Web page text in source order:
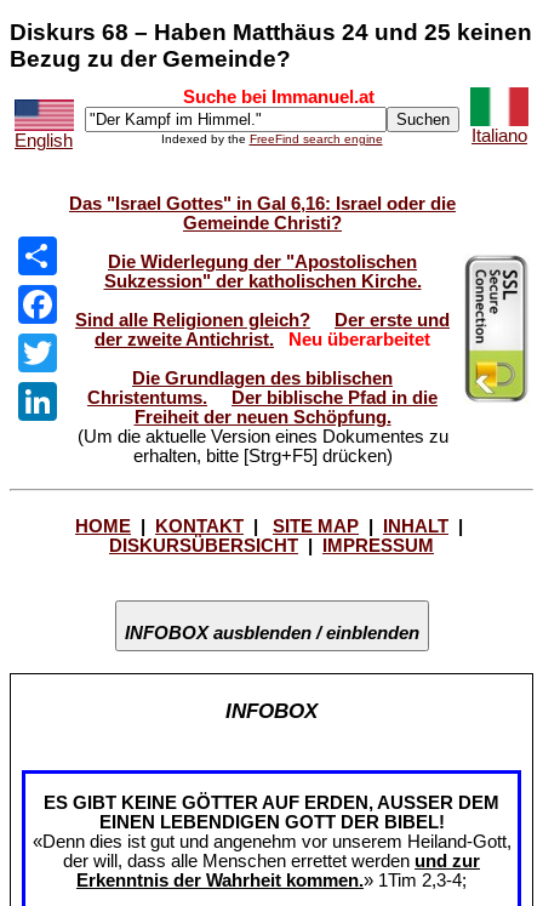
Diskurs 68 – Haben Matthäus 24 und 25 keinen
Bezug zu der Gemeinde?
English
Suche bei Immanuel.at
Indexed by the FreeFind search engine Italiano
Share
Facebook
Twitter
LinkedIn
Das "Israel Gottes" in Gal 6,16: Israel oder die
Gemeinde Christi?
Die Widerlegung der "Apostolischen
Sukzession" der katholischen Kirche.
Sind alle Religionen gleich?
Der erste und
der zweite Antichrist.
Neu überarbeitet
Die Grundlagen des biblischen
Christentums.
Der biblische Pfad in die
Freiheit der neuen Schöpfung.
(Um die aktuelle Version eines Dokumentes zu
erhalten, bitte [Strg+F5] drücken)
HOME KONTAKT SITE MAP INHALT
DISKURSÜBERSICHT
IMPRESSUM
INFOBOX ausblenden / einblenden
INFOBOX
ES GIBT KEINE GÖTTER AUF ERDEN, AUSSER DEM
EINEN LEBENDIGEN GOTT DER BIBEL!
«Denn dies ist gut und angenehm vor unserem Heiland-Gott,
der will, dass alle Menschen errettet werden und zur
Erkenntnis der Wahrheit kommen.» 1Tim 2,3-4;